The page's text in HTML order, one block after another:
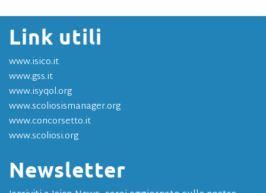
Link utili
www.isico.it
www.gss.it
www.isyqol.org
www.scoliosismanager.org
www.concorsetto.it
www.scoliosi.org
Newsletter
Dal 2009
deformità